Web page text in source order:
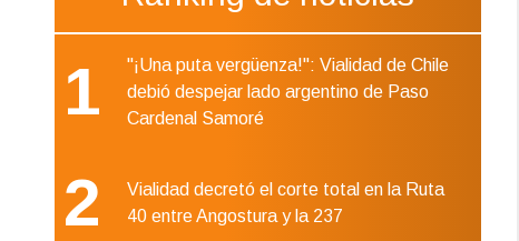
1
"¡Una puta vergüenza!": Vialidad de Chile
debió despejar lado argentino de Paso
Cardenal Samoré
2
Vialidad decretó el corte total en la Ruta
40 entre Angostura y la 237